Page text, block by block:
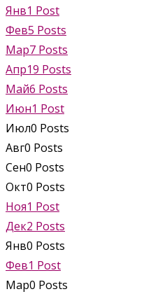
Янв1 Post
Фев5 Posts
Мар7 Posts
Апр19 Posts
Май6 Posts
Июн1 Post
Июл0 Posts
Авг0 Posts
Сен0 Posts
Окт0 Posts
Ноя1 Post
Дек2 Posts
Янв0 Posts
Фев1 Post
Мар0 Posts